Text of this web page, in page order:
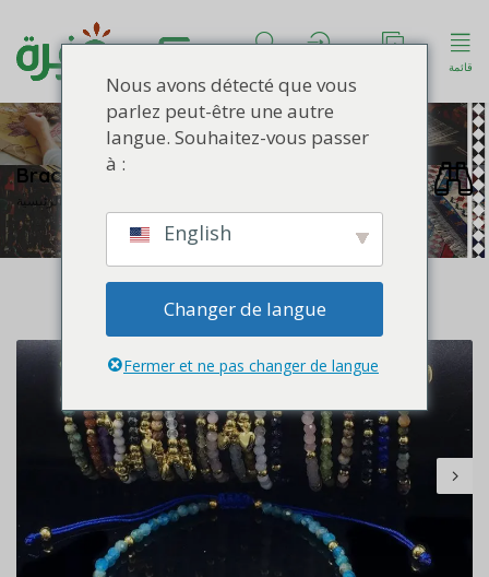
قائمة
Bracelet Tiny Gemstone
الصفحة الرئيسية
Nous avons détecté que vous
parlez peut-être une autre
langue. Souhaitez-vous passer
à :
English
Changer de langue
Fermer et ne pas changer de langue